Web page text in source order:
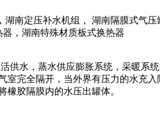
南定压补水机组， 湖南隔膜式气
，湖南特殊材质板式换热器
供水，蒸水供应膨胀系统，采暖系
完全隔开，当外界有压力的水充
胶隔膜内的水压出罐体。